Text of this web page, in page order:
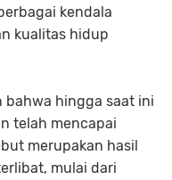
kendala
kualitas hidup
bahwa hingga saat ini
telah mencapai
merupakan hasil
mulai dari